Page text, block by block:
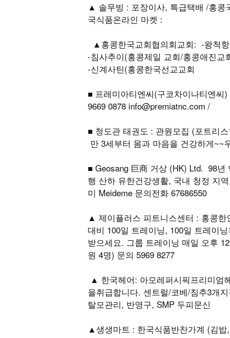
▲ 솔무빙 : 포장이사, 특급택배 /홍콩
국식품온라인 마켓 :
▲홍콩한국교회협의회교회: -왕척
-침사추이(홍콩제일 교회/홍콩애진
-신계사틴(홍콩한국선교교회
■ 프레미아티엔씨(구코차이나티엔
9669 0878 info@premiatnc.com /
■ 청도관 태권도 : 관원모집 (포트리
만 3세부터 몸과 마음을 건강하게~~
■ Geosang 巨商 거상 (HK) Ltd. 98
행 산하 유한건강생활, 국내 청정 지
미 Meideme 문의전화 67686550
▲ 제이플러스 피트니스센터 : 홍콩
대비 100일 트레이닝, 100일 트레이
받으세요. 그룹 트레이닝 매일 오후
원 4명) 문의 5969 8277
▲ 한국헤어: 아모레퍼시픽프리미엄
을취급합니다. 센트럴/코베/침추3개
탈모관리, 반영구, SMP 두피문신
▲생생마트 : 한국식품반찬가계 (김